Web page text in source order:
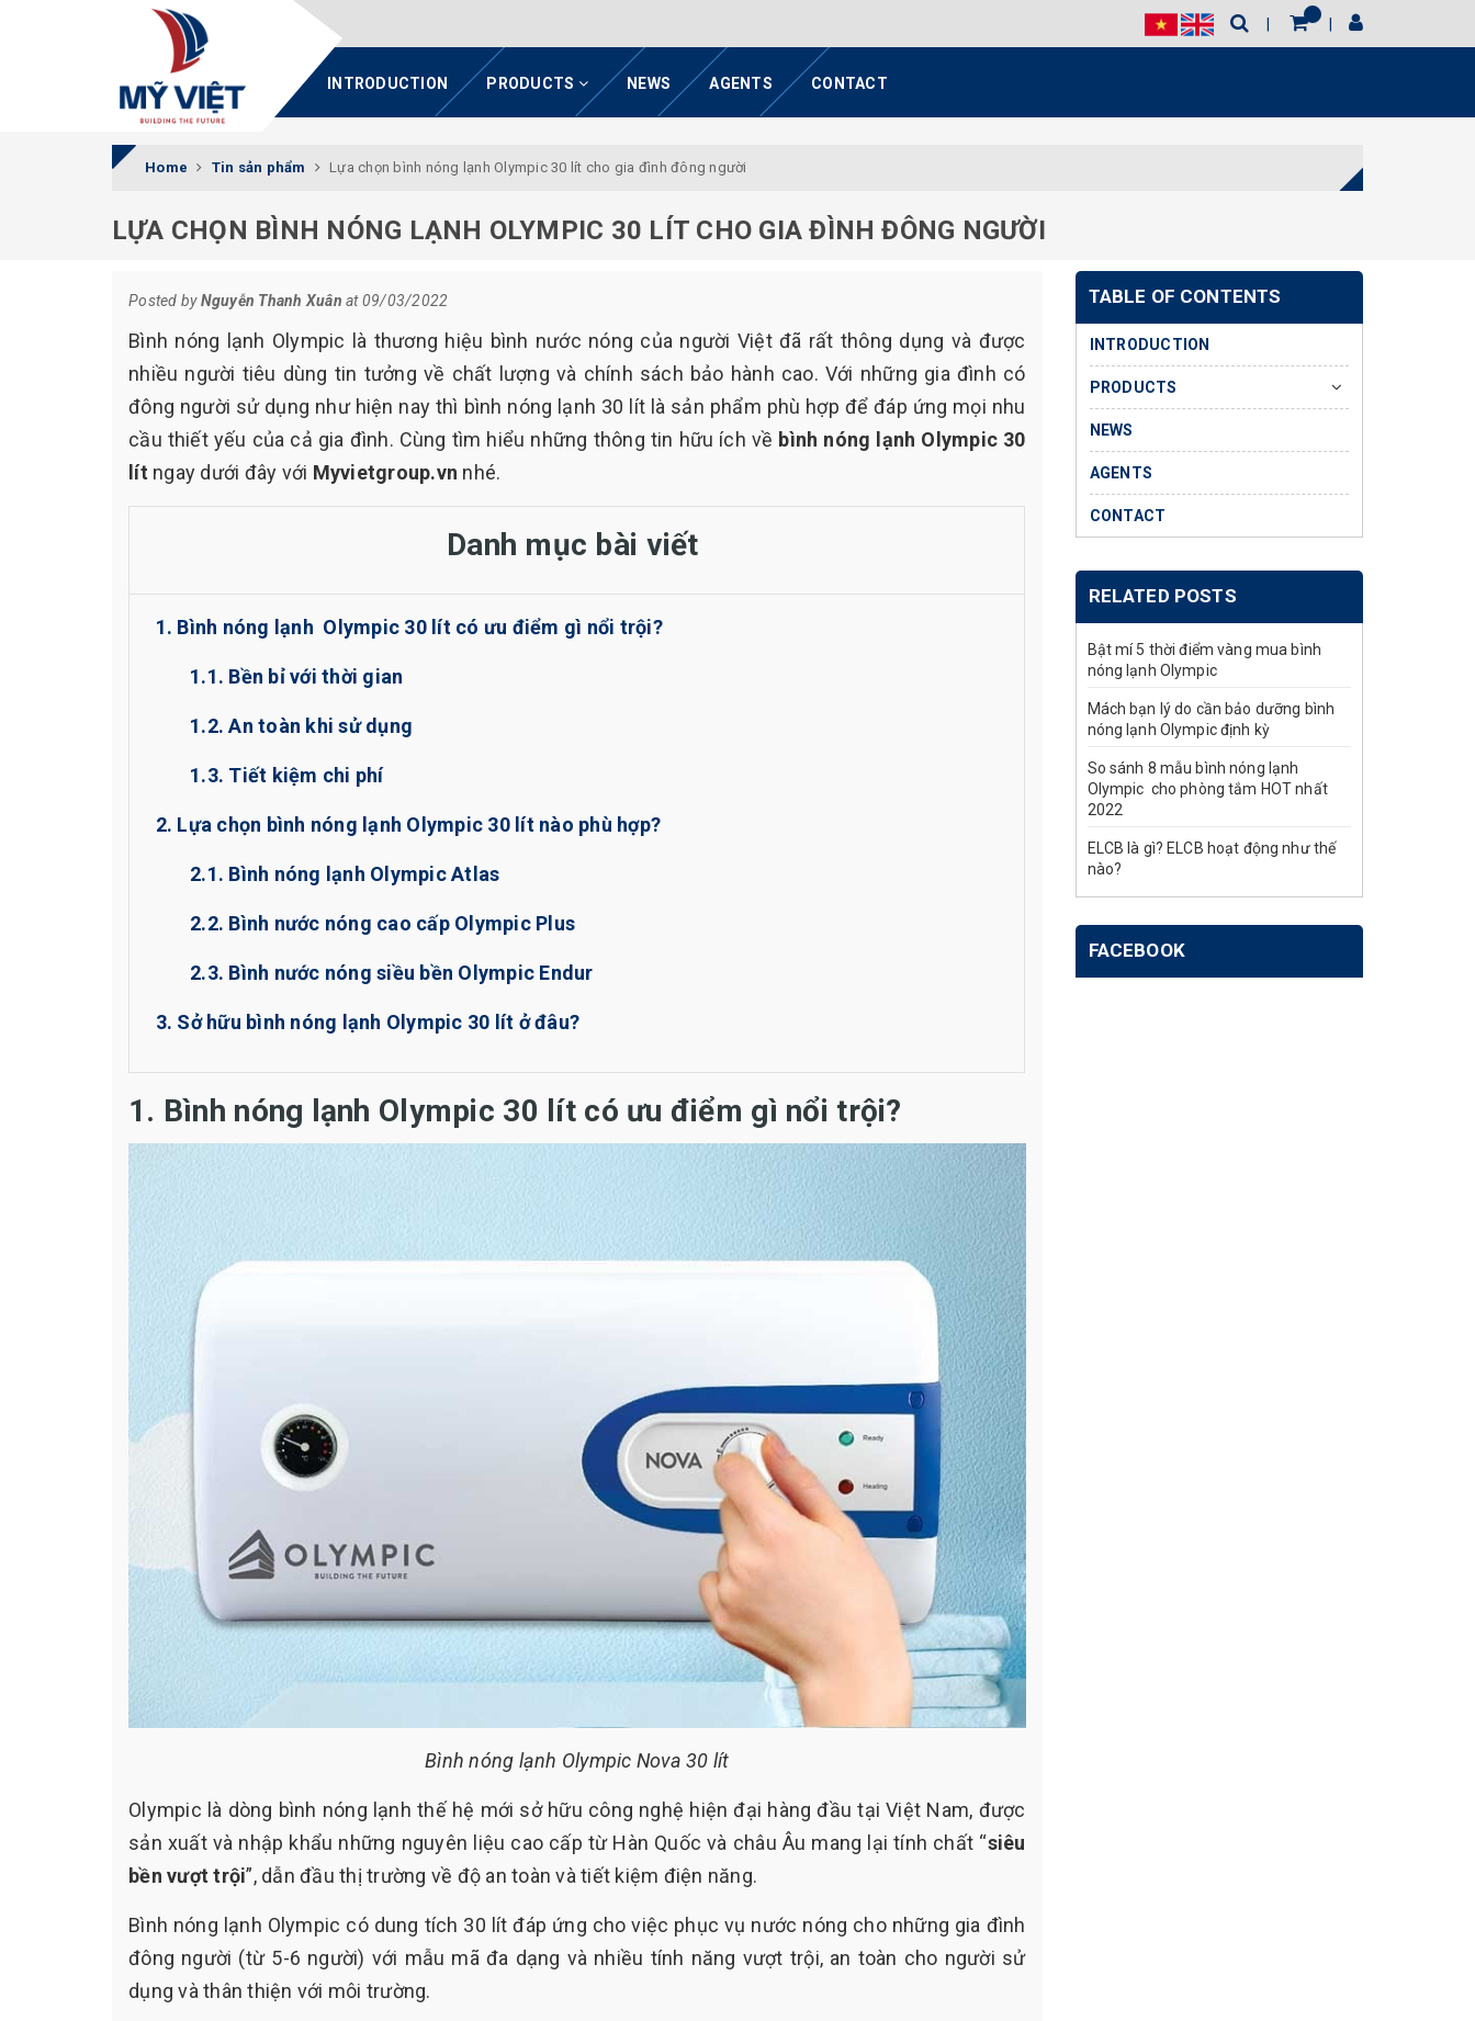
INTRODUCTION PRODUCTS NEWS AGENTS CONTACT
Home Tin sản phẩm Lựa chọn bình nóng lạnh Olympic 30 lít cho gia đình đông người
LỰA CHỌN BÌNH NÓNG LẠNH OLYMPIC 30 LÍT CHO GIA ĐÌNH ĐÔNG NGƯỜI
Posted byNguyễn Thanh Xuân at 09/03/2022
Bình nóng lạnh Olympic là thương hiệu bình nước nóng của người Việt đã rất thông dụng và được
nhiều người tiêu dùng tin tưởng về chất lượng và chính sách bảo hành cao. Với những gia đình có
đông người sử dụng như hiện nay thì bình nóng lạnh 30 lít là sản phẩm phù hợp để đáp ứng mọi nhu
cầu thiết yếu của cả gia đình. Cùng tìm hiểu những thông tin hữu ích về bình nóng lạnh Olympic 30
lít ngay dưới đây với Myvietgroup.vn nhé.
Danh mục bài viết
1. Bình nóng lạnh Olympic 30 lít có ưu điểm gì nổi trội?
1.1. Bền bỉ với thời gian
1.2. An toàn khi sử dụng
1.3. Tiết kiệm chi phí
2. Lựa chọn bình nóng lạnh Olympic 30 lít nào phù hợp?
2.1. Bình nóng lạnh Olympic Atlas
2.2. Bình nước nóng cao cấp Olympic Plus
2.3. Bình nước nóng siều bền Olympic Endur
3. Sở hữu bình nóng lạnh Olympic 30 lít ở đâu?
1. Bình nóng lạnh Olympic 30 lít có ưu điểm gì nổi trội?
Bình nóng lạnh Olympic Nova 30 lít
Olympic là dòng bình nóng lạnh thế hệ mới sở hữu công nghệ hiện đại hàng đầu tại Việt Nam, được
sản xuất và nhập khẩu những nguyên liệu cao cấp từ Hàn Quốc và châu Âu mang lại tính chất “siêu
bền vượt trội”, dẫn đầu thị trường về độ an toàn và tiết kiệm điện năng.
Bình nóng lạnh Olympic có dung tích 30 lít đáp ứng cho việc phục vụ nước nóng cho những gia đình
đông người (từ 5-6 người) với mẫu mã đa dạng và nhiều tính năng vượt trội, an toàn cho người sử
dụng và thân thiện với môi trường.
TABLE OF CONTENTS
INTRODUCTION
PRODUCTS
NEWS
AGENTS
CONTACT
RELATED POSTS
Bật mí 5 thời điểm vàng mua bình
nóng lạnh Olympic
Mách bạn lý do cần bảo dưỡng bình
nóng lạnh Olympic định kỳ
So sánh 8 mẫu bình nóng lạnh
Olympic cho phòng tắm HOT nhất
2022
ELCB là gì? ELCB hoạt động như thế
nào?
FACEBOOK